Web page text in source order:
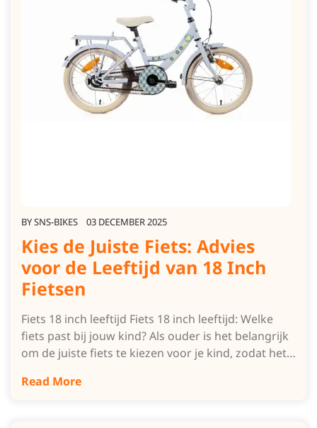
BYSNS-BIKES 03 DECEMBER 2025
Kies de Juiste Fiets: Advies
voor de Leeftijd van 18 Inch
Fietsen
Fiets 18 inch leeftijd Fiets 18 inch leeftijd: Welke
fiets past bij jouw kind? Als ouder is het belangrijk
om de juiste fiets te kiezen voor je kind, zodat het…
Read More